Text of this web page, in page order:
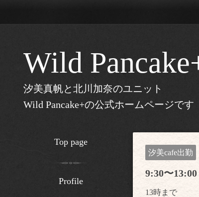
Wild
汐美真帆と北川加奈のユニット
Wild Pancake+の公式ホームページです
汐美cafe出勤
9:30〜13:00
13時まで
Top page
Profile